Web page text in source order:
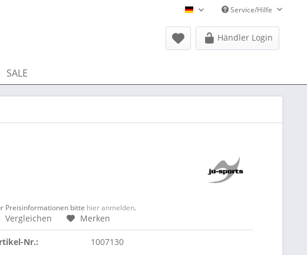
Donausports Deutsch
Service/Hilfe
Händler Login
SALE
Preisinformationen bitte hier anmelden.
Vergleichen Merken
Nr.: 1007130